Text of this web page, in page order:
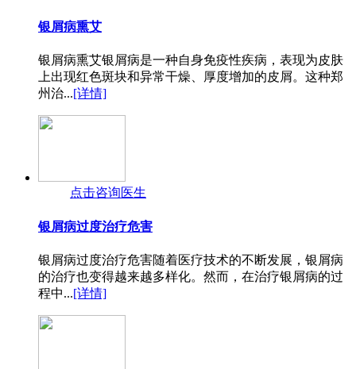
银屑病熏艾
银屑病熏艾银屑病是一种自身免疫性疾病，表现为皮肤
上出现红色斑块和异常干燥、厚度增加的皮屑。这种郑
州治...[详情]
点击咨询医生
银屑病过度治疗危害
银屑病过度治疗危害随着医疗技术的不断发展，银屑病
的治疗也变得越来越多样化。然而，在治疗银屑病的过
程中...[详情]